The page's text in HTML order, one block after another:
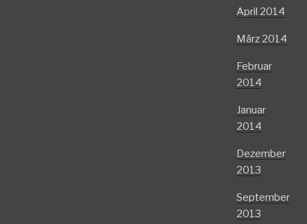
April 2014
März 2014
Februar
2014
Januar
2014
Dezember
2013
September
2013